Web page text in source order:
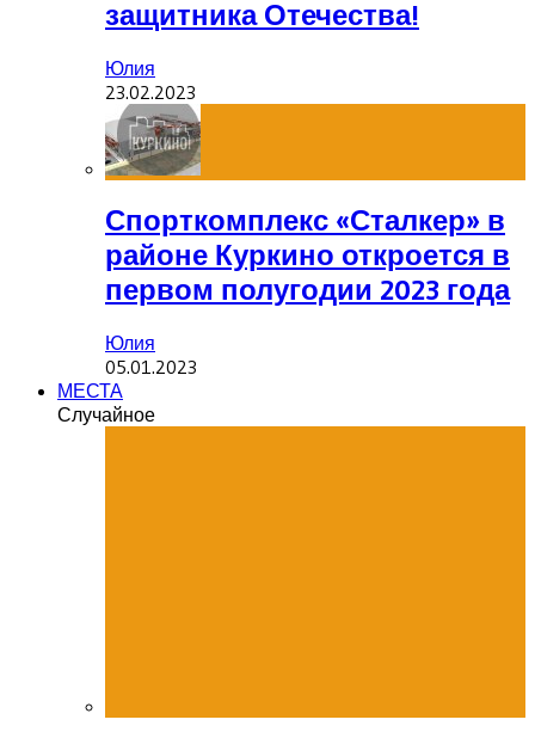
защитника Отечества!
Юлия
23.02.2023
Спорткомплекс «Сталкер» в
районе Куркино откроется в
первом полугодии 2023 года
Юлия
05.01.2023
МЕСТА
Случайное